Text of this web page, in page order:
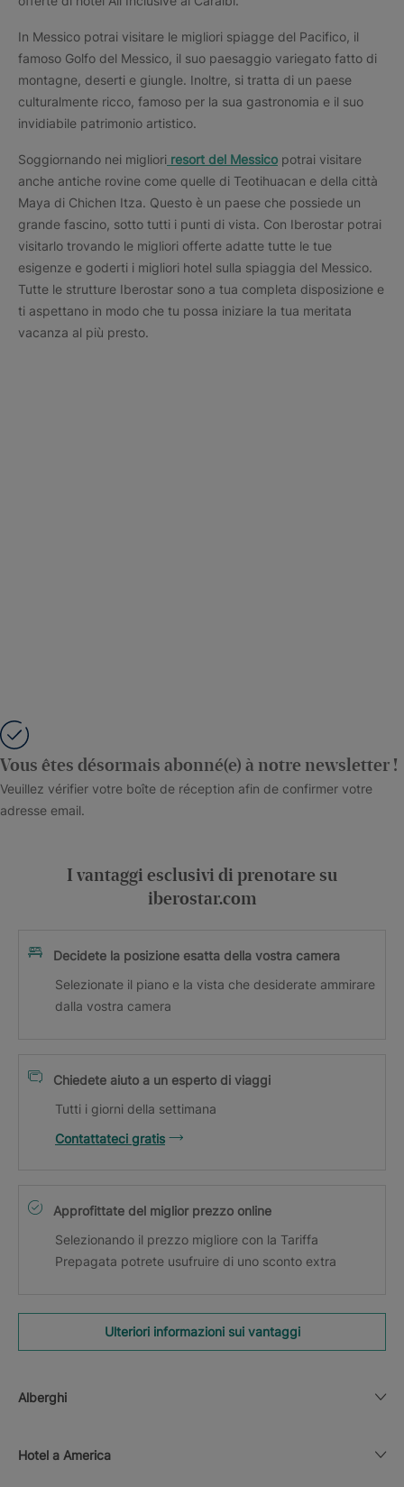
In Messico potrai visitare le migliori spiagge del Pacifico, il
famoso Golfo del Messico, il suo paesaggio variegato fatto di
montagne, deserti e giungle. Inoltre, si tratta di un paese
culturalmente ricco, famoso per la sua gastronomia e il suo
invidiabile patrimonio artistico.
Soggiornando nei migliori resort del Messico potrai visitare
anche antiche rovine come quelle di Teotihuacan e della città
Maya di Chichen Itza. Questo è un paese che possiede un
grande fascino, sotto tutti i punti di vista. Con Iberostar potrai
visitarlo trovando le migliori offerte adatte tutte le tue
esigenze e goderti i migliori hotel sulla spiaggia del Messico.
Tutte le strutture Iberostar sono a tua completa disposizione e
ti aspettano in modo che tu possa iniziare la tua meritata
vacanza al più presto.
Vous êtes désormais abonné(e) à notre newsletter !
Veuillez vérifier votre boîte de réception afin de confirmer votre
adresse email.
I vantaggi esclusivi di prenotare su
iberostar.com
Decidete la posizione esatta della vostra camera
Selezionate il piano e la vista che desiderate ammirare
dalla vostra camera
Chiedete aiuto a un esperto di viaggi
Tutti i giorni della settimana
Contattateci gratis
Approfittate del miglior prezzo online
Selezionando il prezzo migliore con la Tariffa
Prepagata potrete usufruire di uno sconto extra
Ulteriori informazioni sui vantaggi
Alberghi
Hotel a America